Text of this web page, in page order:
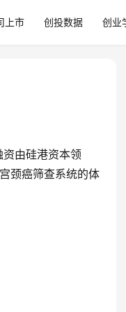
上市 创投数据 创业
由硅港资本领
颈癌筛查系统的体